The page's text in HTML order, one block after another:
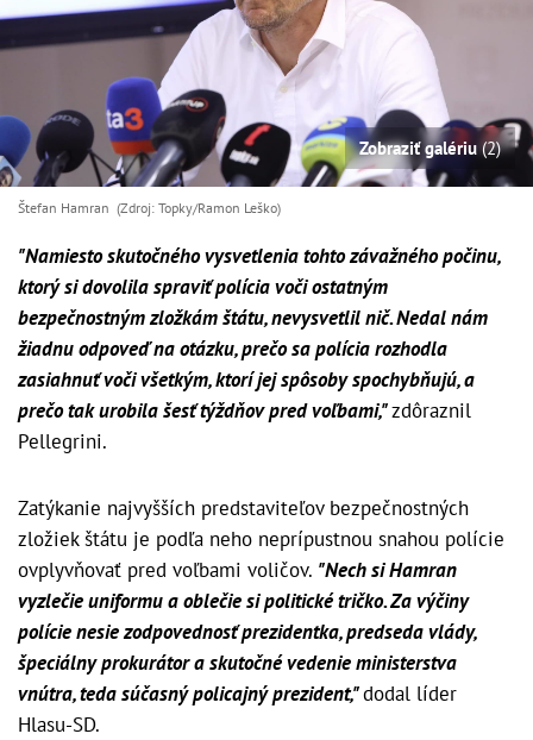
Zobraziť galériu(2)
Štefan Hamran (Zdroj: Topky/Ramon Leško)
"Namiesto skutočného vysvetlenia tohto závažného počinu,
ktorý si dovolila spraviť polícia voči ostatným
bezpečnostným zložkám štátu, nevysvetlil nič. Nedal nám
žiadnu odpoveď na otázku, prečo sa polícia rozhodla
zasiahnuť voči všetkým, ktorí jej spôsoby spochybňujú, a
prečo tak urobila šesť týždňov pred voľbami,"zdôraznil
Pellegrini.
Zatýkanie najvyšších predstaviteľov bezpečnostných
zložiek štátu je podľa neho neprípustnou snahou polície
ovplyvňovať pred voľbami voličov. "Nech si Hamran
vyzlečie uniformu a oblečie si politické tričko. Za výčiny
polície nesie zodpovednosť prezidentka, predseda vlády,
špeciálny prokurátor a skutočné vedenie ministerstva
vnútra, teda súčasný policajný prezident,"dodal líder
Hlasu-SD.